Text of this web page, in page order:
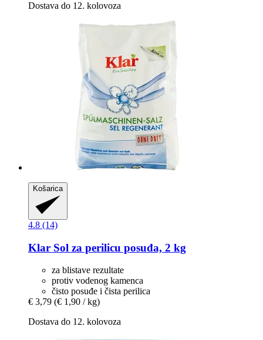
Dostava do 12. kolovoza
Košarica
4.8 (14)
Klar Sol za perilicu posuđa, 2 kg
za blistave rezultate
protiv vodenog kamenca
čisto posuđe i čista perilica
€ 3,79 (€ 1,90 / kg)
Dostava do 12. kolovoza